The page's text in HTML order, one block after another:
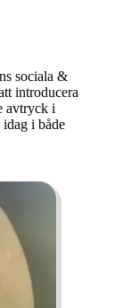
sociala &
introducera
avtryck i
i både